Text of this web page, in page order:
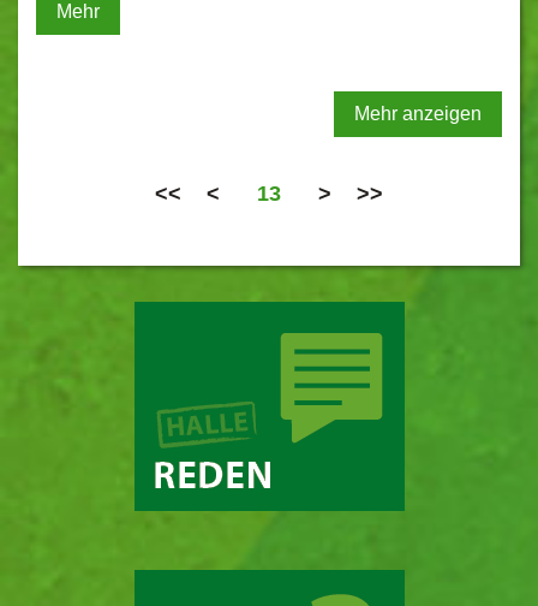
Mehr
Mehr anzeigen
<< < 13 > >>